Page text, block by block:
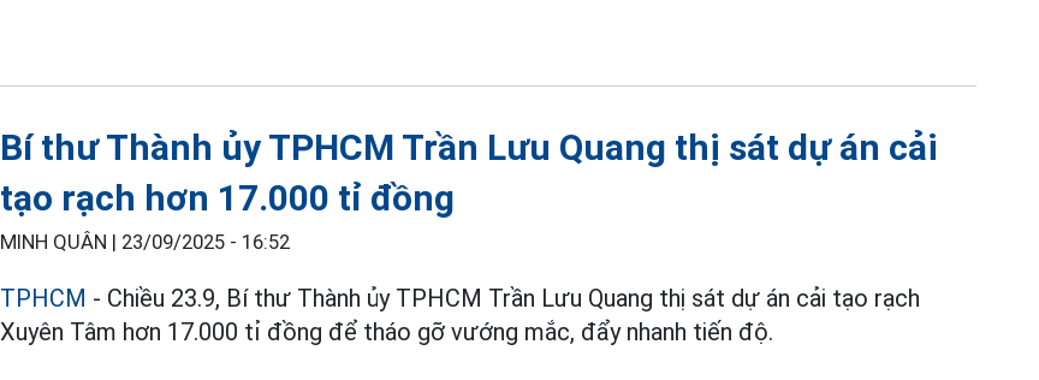
Bí thư Thành ủy TPHCM Trần Lưu Quang thị sát dự án cải
tạo rạch hơn 17.000 tỉ đồng
MINH QUÂN | 23/09/2025 - 16:52
TPHCM - Chiều 23.9, Bí thư Thành ủy TPHCM Trần Lưu Quang thị sát dự án cải tạo rạch
Xuyên Tâm hơn 17.000 tỉ đồng để tháo gỡ vướng mắc, đẩy nhanh tiến độ.